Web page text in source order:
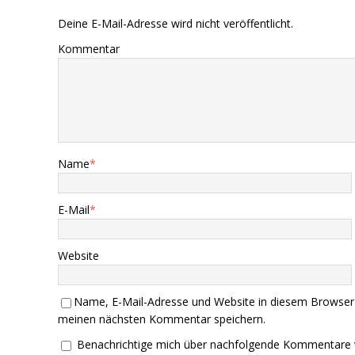
Deine E-Mail-Adresse wird nicht veröffentlicht.
Kommentar
Name*
E-Mail*
Website
Name, E-Mail-Adresse und Website in diesem
meinen nächsten Kommentar speichern.
Benachrichtige mich über nachfolgende Kommentare